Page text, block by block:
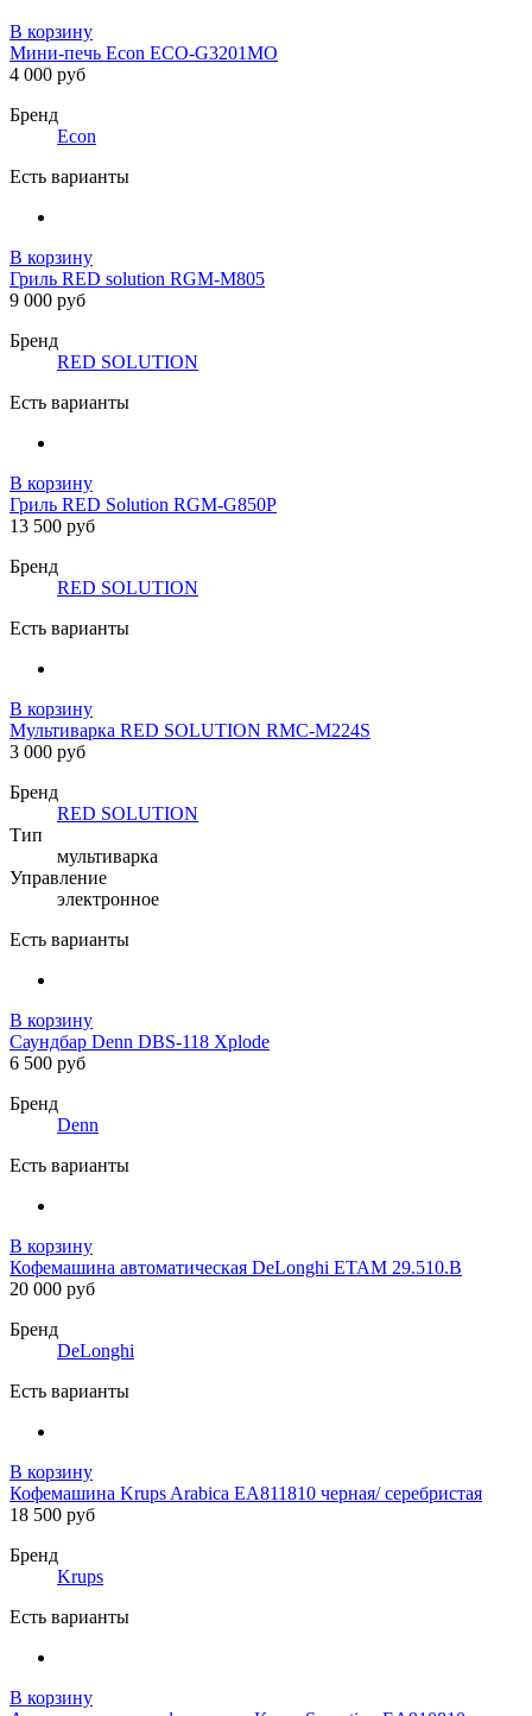
В корзину
Мини-печь Econ ECO-G3201MO
4 000 руб
Бренд
Econ
Есть варианты
В корзину
Гриль RED solution RGM-M805
9 000 руб
Бренд
RED SOLUTION
Есть варианты
В корзину
Гриль RED Solution RGM-G850P
13 500 руб
Бренд
RED SOLUTION
Есть варианты
В корзину
Мультиварка RED SOLUTION RMC-M224S
3 000 руб
Бренд
RED SOLUTION
Тип
мультиварка
Управление
электронное
Есть варианты
В корзину
Саундбар Denn DBS-118 Xplode
6 500 руб
Бренд
Denn
Есть варианты
В корзину
Кофемашина автоматическая DeLonghi ETAM 29.510.B
20 000 руб
Бренд
DeLonghi
Есть варианты
В корзину
Кофемашина Krups Arabica EA811810 черная/ серебристая
18 500 руб
Бренд
Krups
Есть варианты
В корзину